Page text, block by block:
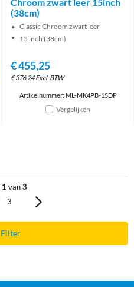
(38cm)
Classic Chroom zwart leer
15 inch (38cm)
€455,25
€376,24 Excl. BTW
Artikelnummer: ML-MK4PB-15DP
Vergelijken
1 van3
3
Filter